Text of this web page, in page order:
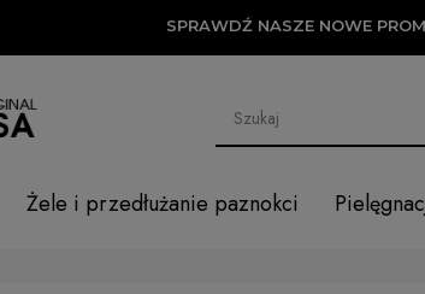
SPRAWDŹ NASZE NOWE PROMOCJE
Żele i przedłużanie paznokci